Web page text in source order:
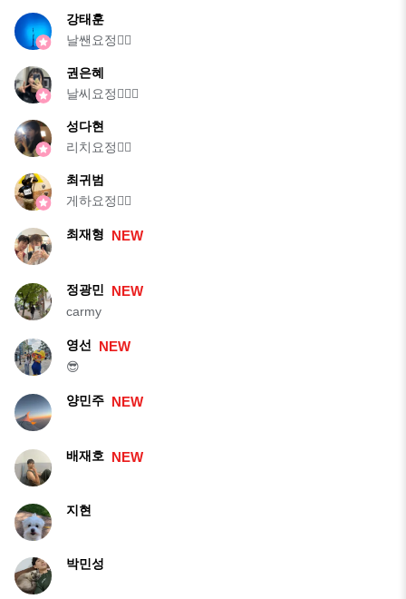
강태훈
날쌘요정🧚‍♂️
권은혜
날씨요정🧚🏻‍♀️
성다현
리치요정🧚‍♀️
최귀범
게하요정🧚‍♂️
최재형 NEW
정광민 NEW
carmy
영선 NEW
😎
양민주 NEW
배재호 NEW
지현
박민성